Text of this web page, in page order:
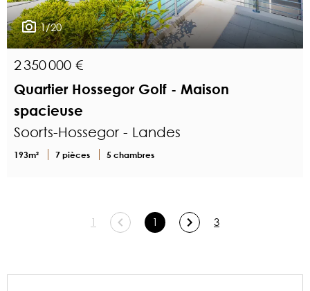
1/20
2 350 000 €
Quartier Hossegor Golf - Maison
spacieuse
Soorts-Hossegor - Landes
193m² 7 pièces 5 chambres
1 1 3